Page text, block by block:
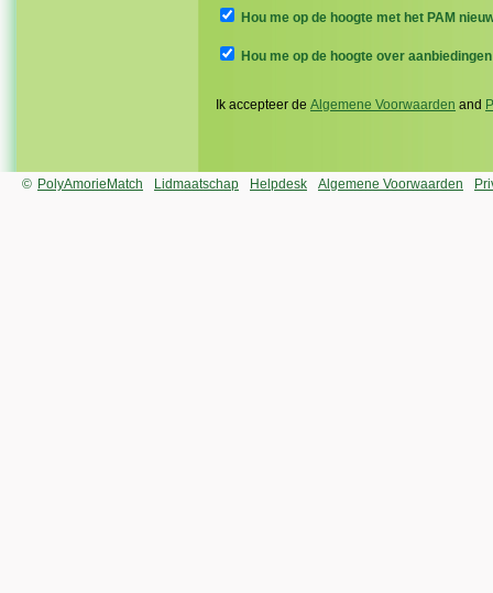
Hou me op de hoogte met het PAM
Hou me op de hoogte over
Ik accepteer de Algemene Voorwaarden and
© PolyAmorieMatch Lidmaatschap Helpdesk Algemene Voorwaarden